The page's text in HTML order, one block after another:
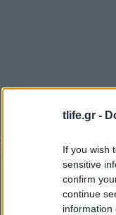
tlife.gr -
If you wish
sensitive
confirm
continue
information